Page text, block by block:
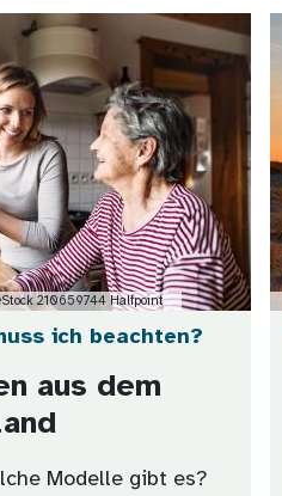
210659744 Halfpoint
ich beachten?
aus dem
Modelle gibt es?